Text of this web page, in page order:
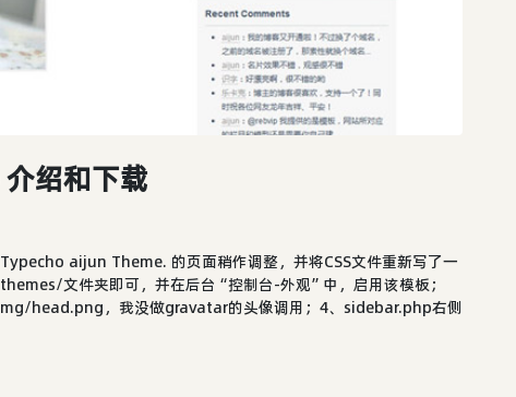
绍和下载
aijun Theme. 的页面稍作调整，并将CSS文件重新写了一
文件夹即可，并在后台“控制台-外观”中，启用该模板；
head.png，我没做gravatar的头像调用；4、sidebar.php右侧